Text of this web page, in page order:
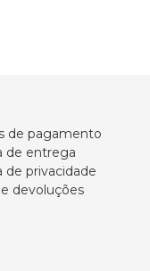
de pagamento
de entrega
de privacidade
devoluções